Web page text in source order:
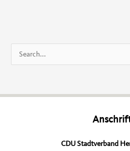
u
h
CDU Stadtverband